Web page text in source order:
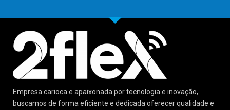
Empresa carioca e apaixonada por tecnologia e inovação,
buscamos de forma eficiente e dedicada oferecer qualidade e